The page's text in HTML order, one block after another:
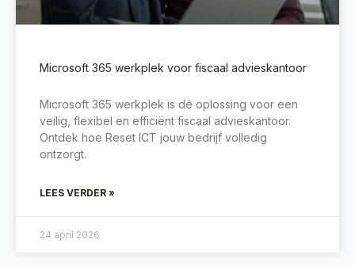
Microsoft 365 werkplek voor fiscaal advieskantoor
Microsoft 365 werkplek is dé oplossing voor een
veilig, flexibel en efficiënt fiscaal advieskantoor.
Ontdek hoe Reset ICT jouw bedrijf volledig
ontzorgt.
LEES VERDER »
24 april 2026